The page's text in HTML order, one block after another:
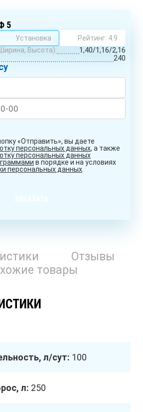
5
Установка
Рейтинг: 4.9
Высота):
1,40/1,16/2,16
240
«Отправить», вы даете
персональных данных, а также
персональных данных
в порядке и на условиях
персональных данных
Отзывы
товары
л/сут: 100
л: 250